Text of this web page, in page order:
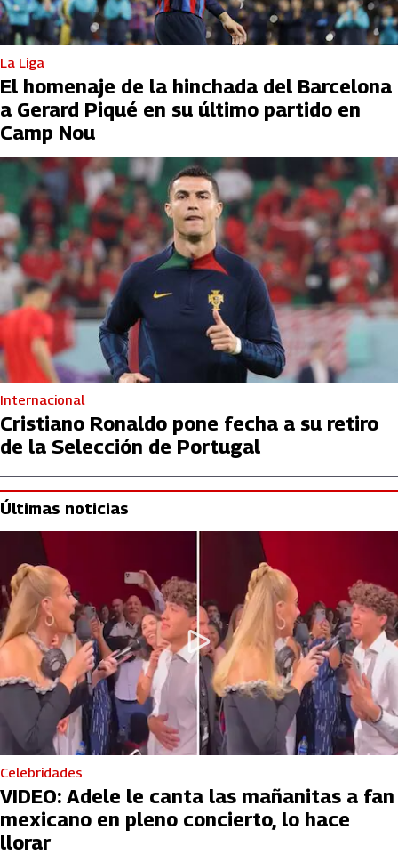
La Liga
El homenaje de la hinchada del Barcelona
a Gerard Piqué en su último partido en
Camp Nou
Internacional
Cristiano Ronaldo pone fecha a su retiro
de la Selección de Portugal
Últimas noticias
Celebridades
VIDEO: Adele le canta las mañanitas a fan
mexicano en pleno concierto, lo hace
llorar